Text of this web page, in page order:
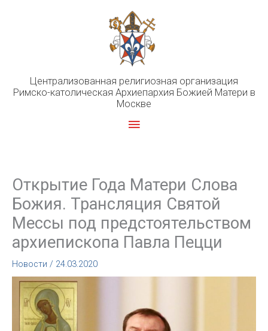
Централизованная религиозная организация
Римско-католическая Архиепархия Божией Матери в
Москве
Главное
Открытие Года Матери Слова
Божия. Трансляция Святой
Мессы под предстоятельством
архиепископа Павла Пецци
Новости / 24.03.2020